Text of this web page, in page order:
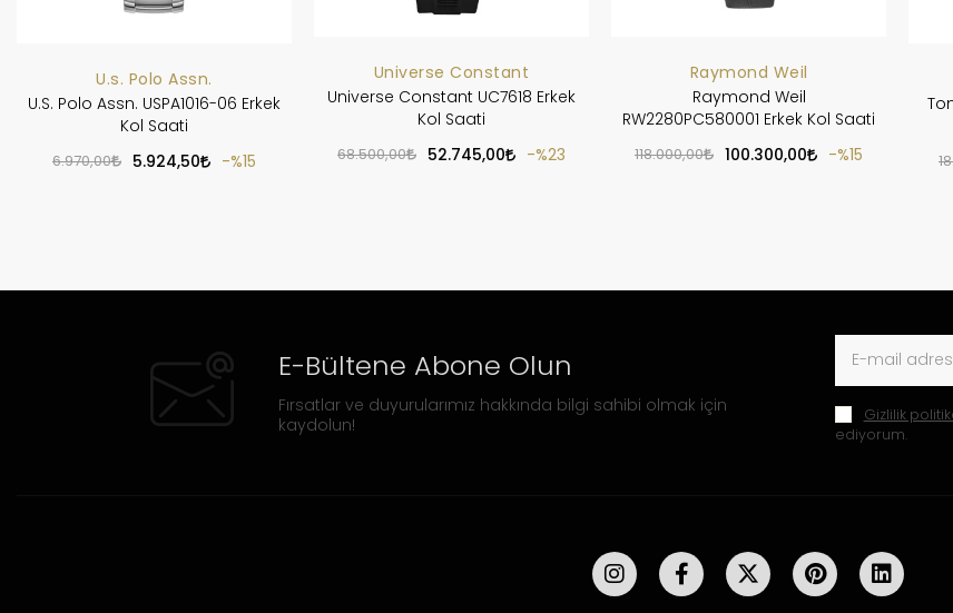
U.s. Polo Assn.
U.S. Polo Assn. USPA1016-06 Erkek
Kol Saati
6.970,00 5.924,50 %15
Universe Constant
Universe Constant UC7618 Erkek
Kol Saati
68.500,00 52.745,00 %23
Raymond Weil
Raymond Weil
RW2280PC580001 Erkek Kol Saati
118.000,00 100.300,00 %15
E-Bültene Abone Olun
Fırsatlar ve duyurularımız hakkında bilgi sahibi olmak için
kaydolun!
Gizlilik
ediyorum.